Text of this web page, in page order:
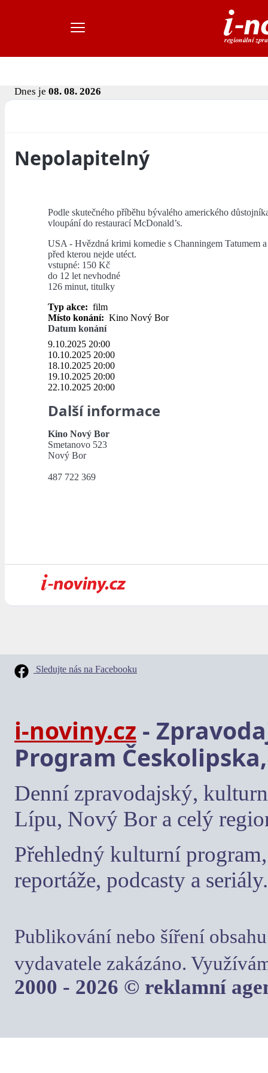
Dnes je 08. 08. 2026
Nepolapitelný
Podle skutečného příběhu bývalého amerického
vloupání do restaurací McDonald’s.
USA - Hvězdná krimi komedie s Channingem Tatumem
před kterou nejde utéct.
vstupné: 150 Kč
do 12 let nevhodné
126 minut, titulky
Typ akce: film
Místo konání: Kino Nový Bor
Datum konání
9.10.2025 20:00
10.10.2025 20:00
18.10.2025 20:00
19.10.2025 20:00
22.10.2025 20:00
Další informace
Kino Nový Bor
Smetanovo 523
Nový Bor
487 722 369
Sledujte nás na Facebooku
i-noviny.cz -
Program
Denní zpravodajský,
Lípu, Nový Bor a celý
Přehledný kulturní
reportáže, podcasty a seriály.
Publikování nebo šíření
vydavatele zakázáno.
2000 - 2026 © reklamní